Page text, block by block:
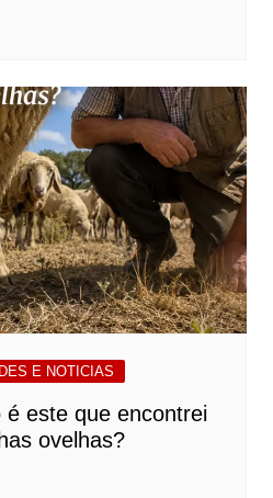
E NOTICIAS
é este que encontrei
ovelhas?